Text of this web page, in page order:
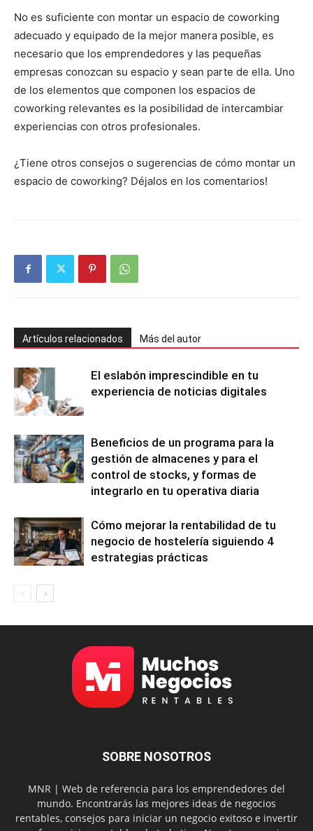
No es suficiente con montar un espacio de coworking
adecuado y equipado de la mejor manera posible, es
necesario que los emprendedores y las pequeñas
empresas conozcan su espacio y sean parte de ella. Uno
de los elementos que componen los espacios de
coworking relevantes es la posibilidad de intercambiar
experiencias con otros profesionales.
¿Tiene otros consejos o sugerencias de cómo montar un
espacio de coworking? Déjalos en los comentarios!
Artículos relacionados Más del autor
El eslabón imprescindible en tu
experiencia de noticias digitales
Beneficios de un programa para la
gestión de almacenes y para el
control de stocks, y formas de
integrarlo en tu operativa diaria
Cómo mejorar la rentabilidad de tu
negocio de hostelería siguiendo 4
estrategias prácticas
SOBRE NOSOTROS
MNR | Web de referencia para los emprendedores del
mundo. Encontrarás las mejores ideas de negocios
rentables, consejos para iniciar un negocio exitoso e invertir